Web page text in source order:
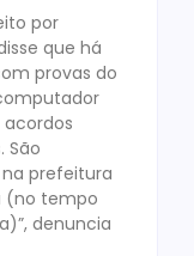
por
que há
provas do
São
prefeitura
(no tempo
denuncia